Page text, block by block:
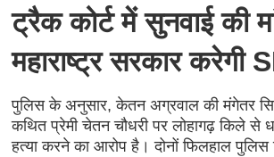
ट्रैक कोर्ट में सुनवाई की
महाराष्ट्र सरकार करेगी
पुलिस के अनुसार, केतन अग्रवाल की मंगेतर
कथित प्रेमी चेतन चौधरी पर लोहागढ़ किले से
हत्या करने का आरोप है। दोनों फिलहाल